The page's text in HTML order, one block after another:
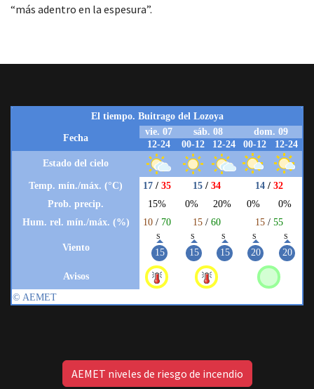
“más adentro en la espesura”.
AEMET niveles de riesgo de incendio